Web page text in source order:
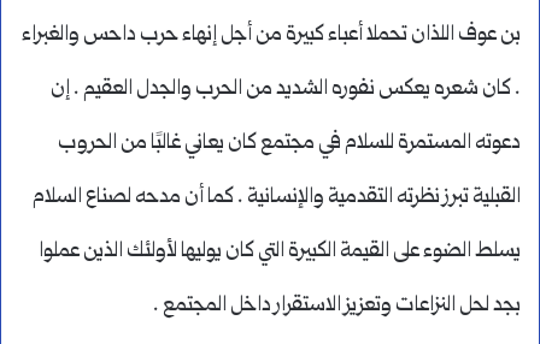
بن عوف اللذان تحملا أعباء كبيرة من أجل إنهاء حرب داحس والغبراء
. كان شعره يعكس نفوره الشديد من الحرب والجدل العقيم . إن
دعوته المستمرة للسلام في مجتمع كان يعاني غالبًا من الحروب
القبلية تبرز نظرته التقدمية والإنسانية . كما أن مدحه لصناع السلام
يسلط الضوء على القيمة الكبيرة التي كان يوليها لأولئك الذين عملوا
بجد لحل النزاعات وتعزيز الاستقرار داخل المجتمع .